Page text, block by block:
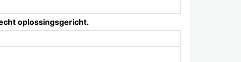
oplossingsgericht.